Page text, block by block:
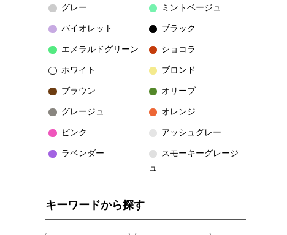
グレー ミントベージュ
バイオレット ブラック
エメラルドグリーン ショコラ
ホワイト ブロンド
ブラウン オリーブ
グレージュ オレンジ
ピンク アッシュグレー
ラベンダー
スモーキーグレージ
ュ
キーワードから探す